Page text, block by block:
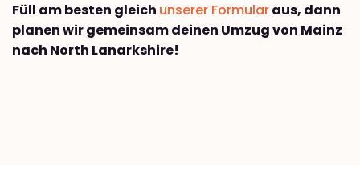
Füll am besten gleich unserer Formularaus, dann
planen wir gemeinsam deinen Umzug von Mainz
nach North Lanarkshire!